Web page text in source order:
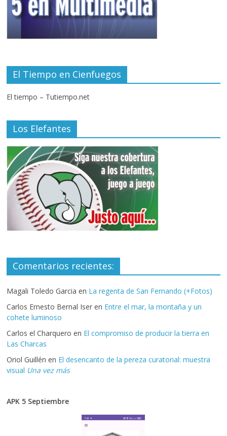
El Tiempo en Cienfuegos
El tiempo – Tutiempo.net
Los Elefantes
Comentarios recientes:
Magali Toledo Garcia en La regenta de San Fernando (+Fotos)
Carlos Ernesto Bernal Iser en Entre el mar, la montaña y un
cohete luminoso
Carlos el Charquero en El compromiso de producir la tierra en
Las Charcas
Oriol Guillén en El desencanto de la pereza curatorial: muestra
visual Una vez más
APK 5 Septiembre